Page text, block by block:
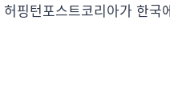
핑턴포스트코리아가 한